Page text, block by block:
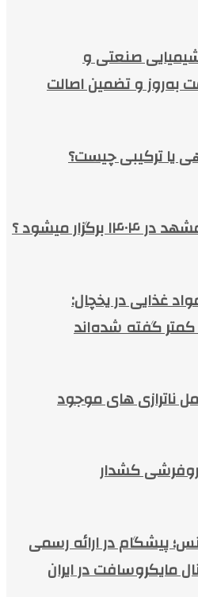
صنعتی و
به‌روز و تضمین اصالت
یا ترکیبی چیست؟
میشود ؟
غذایی در یخچال:
گفته شده‌اند
ناترازی های موجود
کشدار
پیشگام در ارائه رسمی
مایکروسافت در ایران